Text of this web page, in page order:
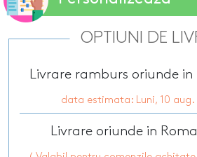
OPTIUNI DE
Livrare ramburs oriunde in
data estimata: Luni, 10 aug.
Livrare oriunde in